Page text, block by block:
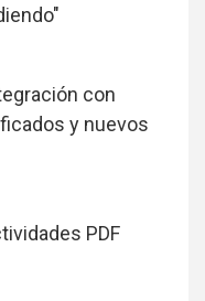
con
y nuevos
PDF